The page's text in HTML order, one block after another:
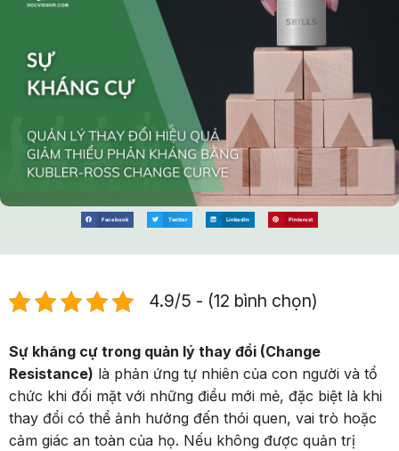
Facebook Twitter LinkedIn Pinterest
4.9/5 - (12 bình chọn)
Sự kháng cự trong quản lý thay đổi (Change
Resistance) là phản ứng tự nhiên của con người và tổ
chức khi đối mặt với những điều mới mẻ, đặc biệt là khi
thay đổi có thể ảnh hưởng đến thói quen, vai trò hoặc
cảm giác an toàn của họ. Nếu không được quản trị